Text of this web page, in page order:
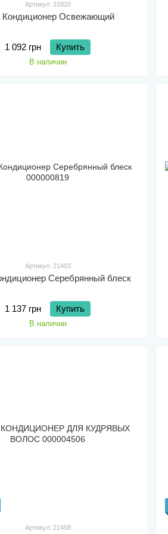
Артикул: 21820
Кондиционер Освежающий
1 092 грн Купить
В наличии
Артикул: 21403
Серебрянный блеск
1 137 грн Купить
В наличии
Артикул: 21458